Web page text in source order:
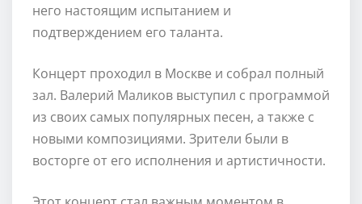
него настоящим испытанием и
подтверждением его таланта.
Концерт проходил в Москве и собрал полный
зал. Валерий Маликов выступил с программой
из своих самых популярных песен, а также с
новыми композициями. Зрители были в
восторге от его исполнения и артистичности.